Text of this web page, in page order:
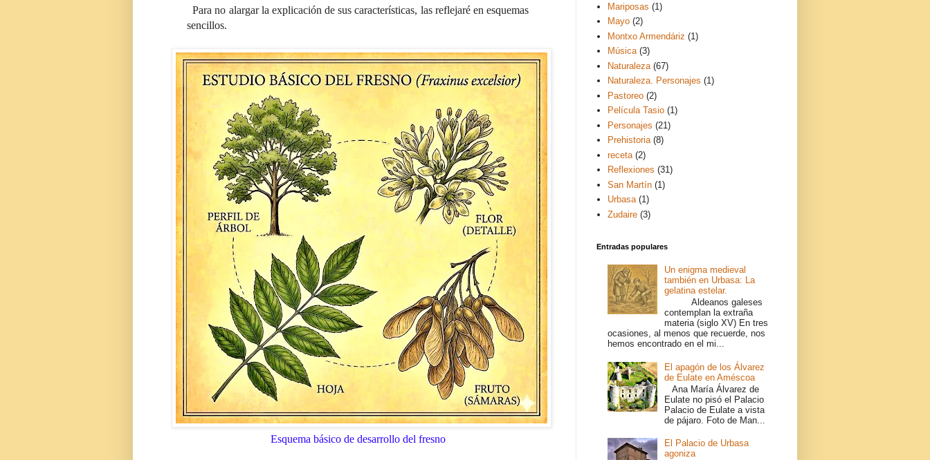
Para no alargar la explicación de sus características, las reflejaré en esquemas
sencillos.
Esquema básico de desarrollo del fresno
Mariposas (1)
Mayo (2)
Montxo Armendáriz (1)
Música (3)
Naturaleza (67)
Naturaleza. Personajes (1)
Pastoreo (2)
Película Tasio (1)
Personajes (21)
Prehistoria (8)
receta (2)
Reflexiones (31)
San Martín (1)
Urbasa (1)
Zudaire (3)
Entradas populares
Un enigma medieval
también en Urbasa: La
gelatina estelar.
Aldeanos galeses
contemplan la extraña
materia (siglo XV) En tres
ocasiones, al menos que recuerde, nos
hemos encontrado en el mi...
El apagón de los Álvarez
de Eulate en Améscoa
Ana María Álvarez de
Eulate no pisó el Palacio
Palacio de Eulate a vista
de pájaro. Foto de Man...
El Palacio de Urbasa
agoniza